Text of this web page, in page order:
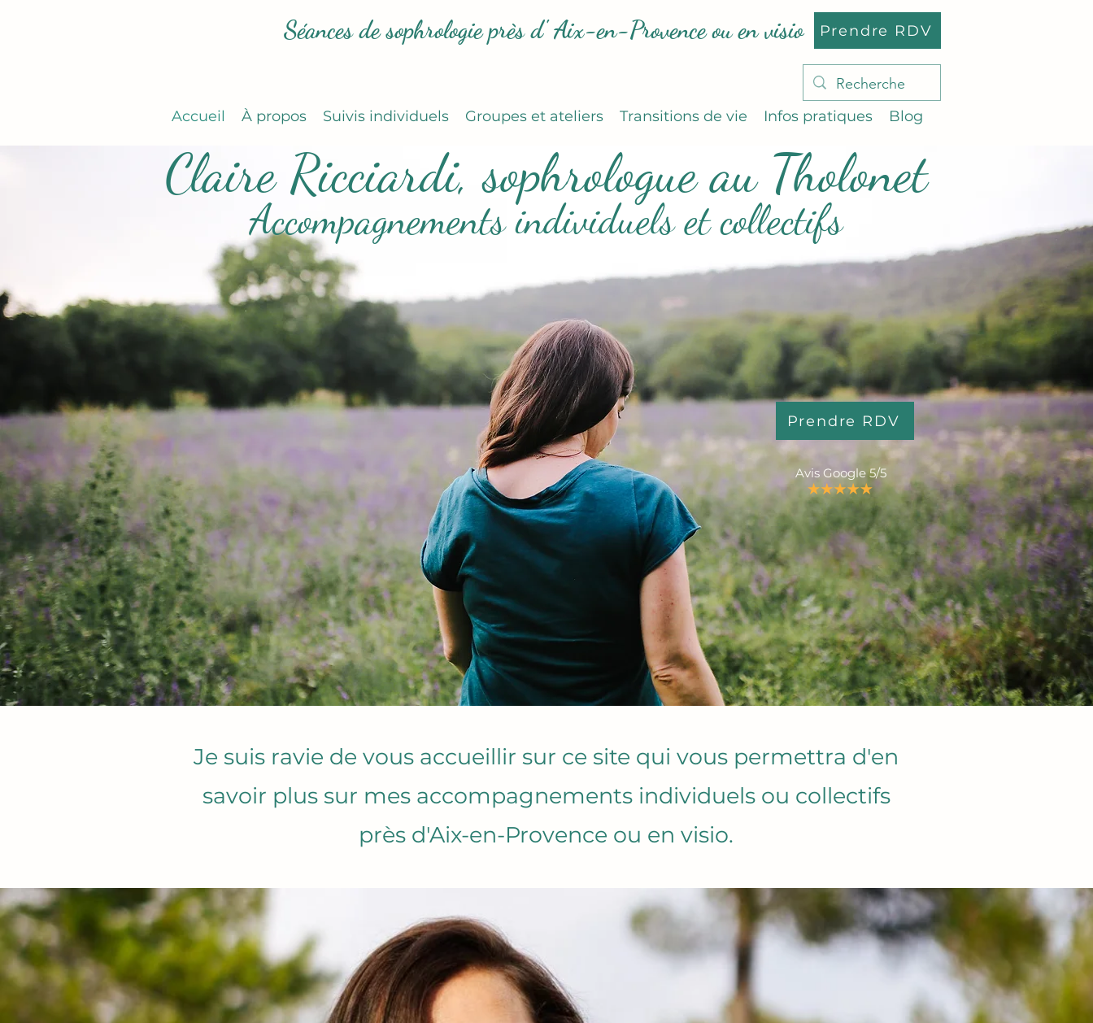
Séances de sophrologie près d' Aix-en-Provence ou en visio Prendre RDV
Accueil À propos Suivis individuels Groupes et ateliers Transitions de vie Infos pratiques Blog
Claire Ricciardi, sophrologue au Tholonet
Accompagnements individuels et collectifs
Prendre RDV
Avis Google 5/5
Je suis ravie de vous accueillir sur ce site qui vous permettra d'en
savoir plus sur mes accompagnements individuels ou collectifs
près d'Aix-en-Provence ou en visio.